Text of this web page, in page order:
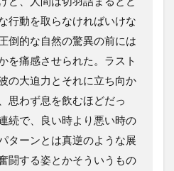
行動を取らなければいけな
倒的な自然の驚異の前には
を痛感させられた。ラスト
の大迫力とそれに立ち向か
思わず息を飲むほどだっ
続で、良い時より悪い時の
ターンとは真逆のような展
闘する姿とかそういうもの